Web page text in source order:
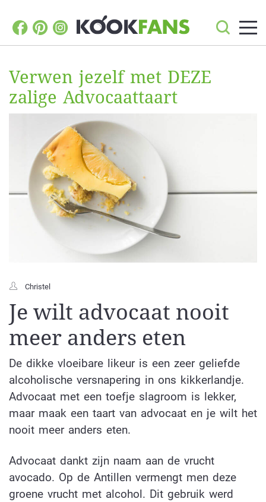
Verwen jezelf met DEZE
zalige Advocaattaart
Christel
Je wilt advocaat nooit
meer anders eten
De dikke vloeibare likeur is een zeer geliefde
alcoholische versnapering in ons kikkerlandje.
Advocaat met een toefje slagroom is lekker,
maar maak een taart van advocaat en je wilt het
nooit meer anders eten.
Advocaat dankt zijn naam aan de vrucht
avocado. Op de Antillen vermengt men deze
groene vrucht met alcohol. Dit gebruik werd